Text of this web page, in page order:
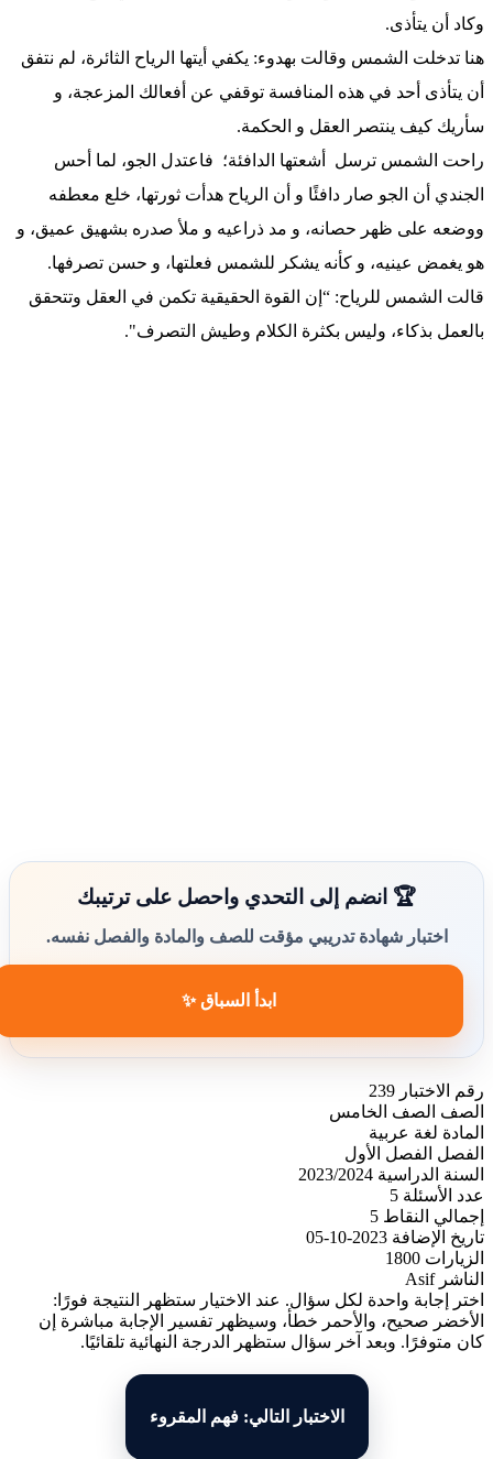
وكاد أن يتأذى.
هنا تدخلت الشمس وقالت بهدوء: يكفي أيتها الرياح الثائرة، لم نتفق
أن يتأذى أحد في هذه المنافسة توقفي عن أفعالك المزعجة، و
سأريك كيف ينتصر العقل و الحكمة.
راحت الشمس ترسل أشعتها الدافئة؛ فاعتدل الجو، لما أحس
الجندي أن الجو صار دافئًا و أن الرياح هدأت ثورتها، خلع معطفه
ووضعه على ظهر حصانه، و مد ذراعيه و ملأ صدره بشهيق عميق، و
هو يغمض عينيه، و كأنه يشكر للشمس فعلتها، و حسن تصرفها.
قالت الشمس للرياح: “إن القوة الحقيقية تكمن في العقل وتتحقق
بالعمل بذكاء، وليس بكثرة الكلام وطيش التصرف".
🏆 انضم إلى التحدي واحصل على ترتيبك
اختبار شهادة تدريبي مؤقت للصف والمادة والفصل نفسه.
ابدأ السباق ✨
رقم الاختبار 239
الصف
الصف الخامس
المادة لغة عربية
الفصل
الفصل الأول
السنة الدراسية 2023/2024
عدد الأسئلة 5
إجمالي النقاط 5
تاريخ الإضافة 2023-10-05
الزيارات 1800
الناشر Asif
اختر إجابة واحدة لكل سؤال. عند الاختيار ستظهر النتيجة فورًا:
الأخضر صحيح، والأحمر خطأ، وسيظهر تفسير الإجابة مباشرة إن
كان متوفرًا. وبعد آخر سؤال ستظهر الدرجة النهائية تلقائيًا.
الاختبار التالي: فهم المقروء